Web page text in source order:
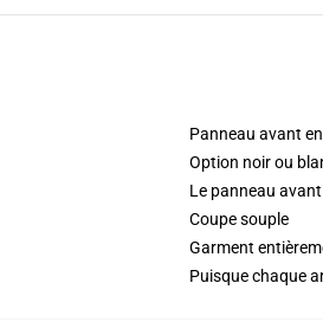
Panneau avant
Option noir ou
Le panneau
Coupe souple
Garment
Puisque chaque